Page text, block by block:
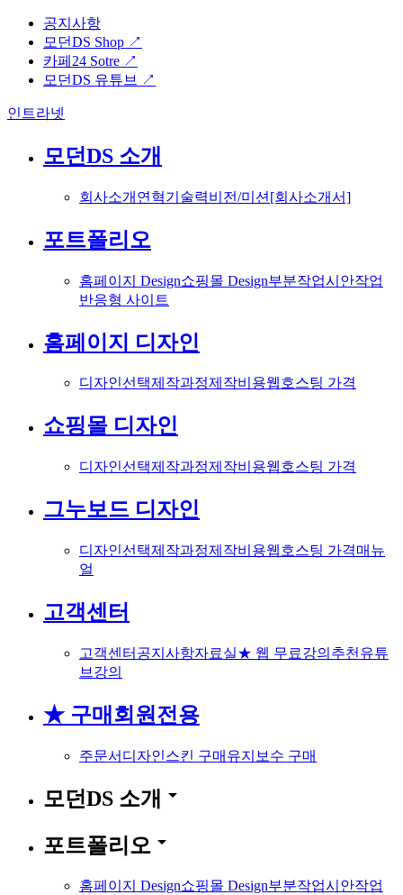
공지사항
모던DS Shop ↗
카페24 Sotre ↗
모던DS 유튜브 ↗
인트라넷
모던DS 소개
회사소개 연혁기술력비전/미션 [회사소개서]
포트폴리오
홈페이지 Design쇼핑몰 Design부분작업시안작업
반응형 사이트
홈페이지 디자인
디자인선택제작과정제작비용웹호스팅 가격
쇼핑몰 디자인
디자인선택제작과정제작비용웹호스팅 가격
그누보드 디자인
디자인선택제작과정제작비용웹호스팅 가격매뉴
얼
고객센터
고객센터 공지사항자료실★ 웹 무료강의 추천유튜
브강의
★ 구매회원전용
주문서 디자인스킨 구매 유지보수 구매
모던DS 소개 arrow_drop_down
포트폴리오 arrow_drop_down
홈페이지 Design쇼핑몰 Design부분작업시안작업